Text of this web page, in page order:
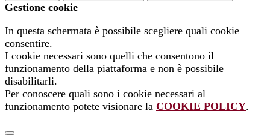
Gestione cookie
In questa schermata è possibile scegliere quali cookie
consentire.
I cookie necessari sono quelli che consentono il
funzionamento della piattaforma e non è possibile
disabilitarli.
Per conoscere quali sono i cookie necessari al
funzionamento potete visionare la COOKIE POLICY.